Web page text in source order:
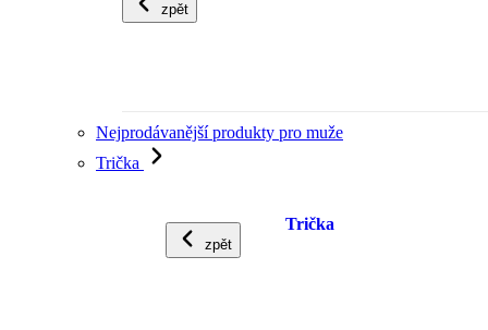
zpět
Nejprodávanější produkty pro muže
Trička
zpět
Trička